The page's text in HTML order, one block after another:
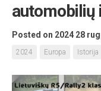
automobilių
Posted on 2024 28
2024 Europa Istorija